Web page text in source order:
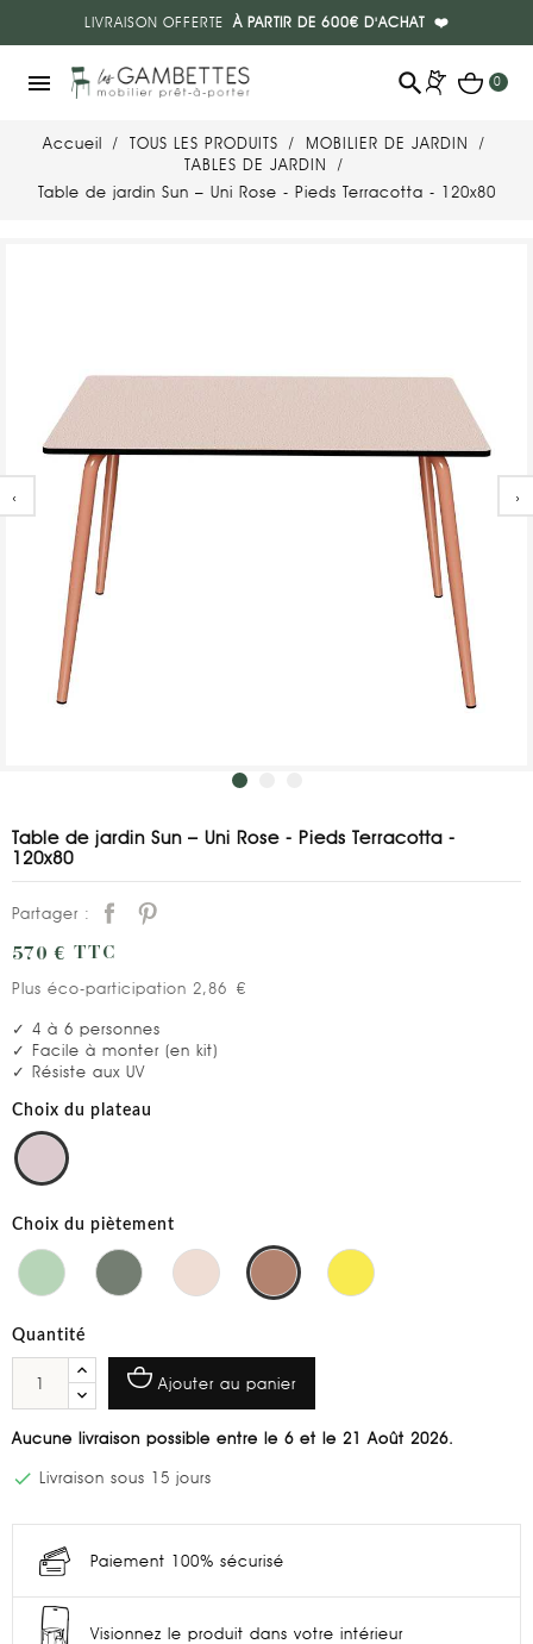
LIVRAISON OFFERTEÀ PARTIR DE 600€ D'ACHAT ❤️
menu search 0
Accueil TOUS LES PRODUITS
MOBILIER DE JARDIN
TABLES DE JARDIN
Table de jardin Sun – Uni Rose - Pieds Terracotta - 120x80
‹ ›
Table de jardin Sun – Uni Rose - Pieds Terracotta -
120x80
Partager :
570 € TTC
Plus éco-participation 2,86 €
✓ 4 à 6 personnes
✓ Facile à monter (en kit)
✓ Résiste aux UV
Choix du plateau
Choix du piètement
Quantité
Ajouter au panier
Aucune livraison possible entre le 6 et le 21 Août 2026.
 Livraison sous 15 jours
Paiement 100% sécurisé
Visionnez le produit dans votre intérieur